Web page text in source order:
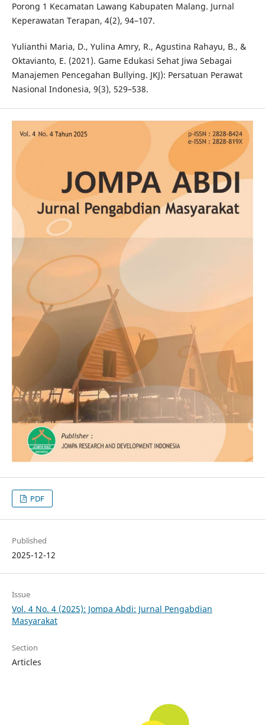
Porong 1 Kecamatan Lawang Kabupaten Malang. Jurnal
Keperawatan Terapan, 4(2), 94–107.
Yulianthi Maria, D., Yulina Amry, R., Agustina Rahayu, B., &
Oktavianto, E. (2021). Game Edukasi Sehat Jiwa Sebagai
Manajemen Pencegahan Bullying. JKJ): Persatuan Perawat
Nasional Indonesia, 9(3), 529–538.
PDF
Published
2025-12-12
Issue
Vol. 4 No. 4 (2025): Jompa Abdi: Jurnal Pengabdian
Masyarakat
Section
Articles